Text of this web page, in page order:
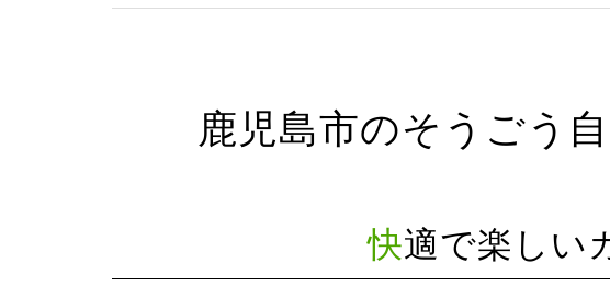
鹿児島市のそうごう
快適で楽し